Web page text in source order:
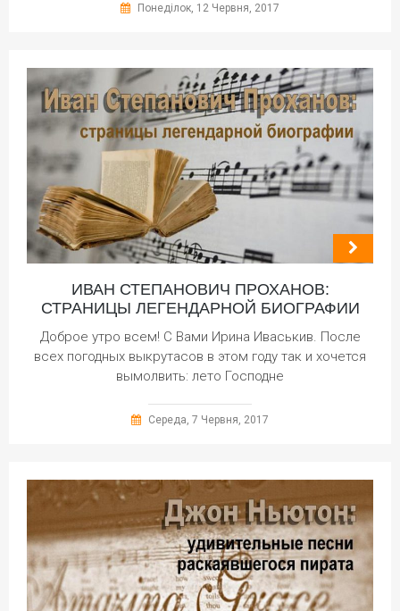
Понеділок, 12 Червня, 2017
ИВАН СТЕПАНОВИЧ ПРОХАНОВ:
СТРАНИЦЫ ЛЕГЕНДАРНОЙ БИОГРАФИИ
Доброе утро всем! С Вами Ирина Иваськив. После
всех погодных выкрутасов в этом году так и хочется
вымолвить: лето Господне
Середа, 7 Червня, 2017